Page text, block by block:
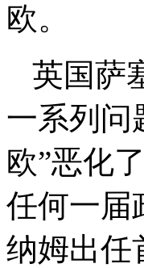
欧。
英国萨
一系列问
欧”恶化
任何一届
纳姆出任